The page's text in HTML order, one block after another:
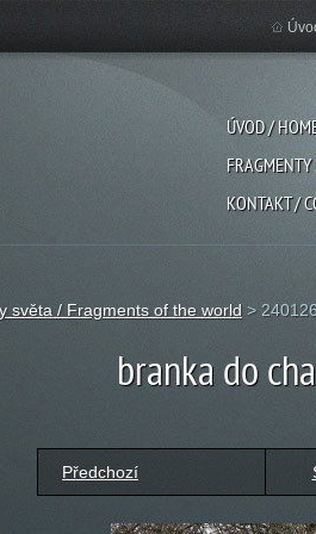
ÚVOD /
KONTAKT /
světa / Fragments of the world >
branka do
Předchozí